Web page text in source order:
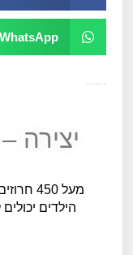
WhatsApp
יצירה
מעל
הילדים